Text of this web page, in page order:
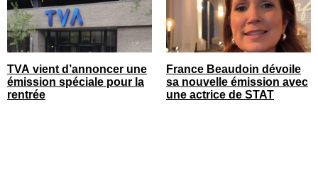
TVA vient d’annoncer une
émission spéciale pour la
rentrée
France Beaudoin dévoile
sa nouvelle émission avec
une actrice de STAT